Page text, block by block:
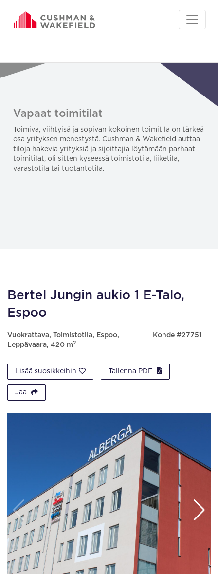
Vapaat toimitilat
Toimiva, viihtyisä ja sopivan kokoinen toimitila on tärkeä
osa yrityksen menestystä. Cushman & Wakefield auttaa
tiloja hakevia yrityksiä ja sijoittajia löytämään parhaat
toimitilat, oli sitten kyseessä toimistotila, liiketila,
varastotila tai tuotantotila.
Bertel Jungin aukio 1 E-Talo,
Espoo
Vuokrattava, Toimistotila, Espoo,
Leppävaara, 420 m2
Kohde #27751
Lisää suosikkeihin Tallenna PDF
Jaa